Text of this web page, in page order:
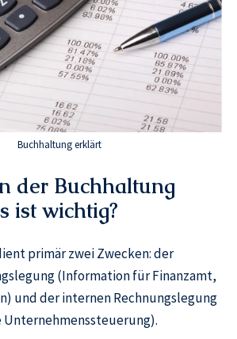
Buchhaltung erklärt
der Buchhaltung
ist wichtig?
primär zwei Zwecken: der
(Information für Finanzamt,
und der internen Rechnungslegung
Unternehmenssteuerung).